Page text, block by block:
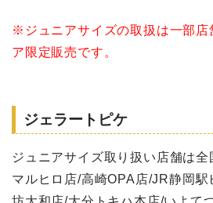
※ジュニアサイズの取扱は一部店
ア限定販売です。
ジェラートピケ
ジュニアサイズ取り扱い店舗は
マルヒロ店/高崎OPA店/JR静岡